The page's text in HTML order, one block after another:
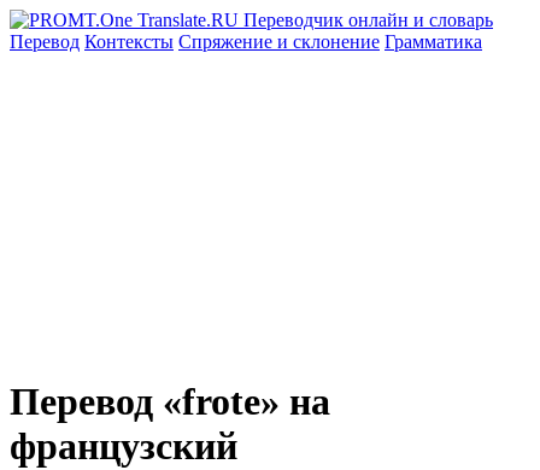
Перевод Контексты Спряжение и склонение Грамматика
Перевод «frote» на
французский